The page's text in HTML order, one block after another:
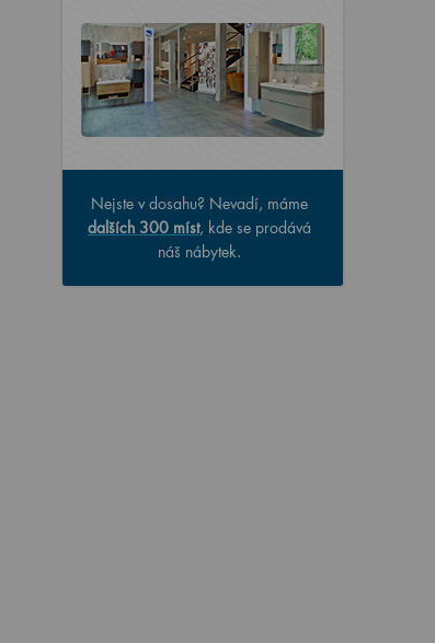
Nejste v dosahu? Nevadí, máme
dalších 300 míst, kde se prodává
náš nábytek.